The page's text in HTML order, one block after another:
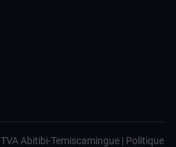
TVA Abitibi-Temiscamingue | Politique